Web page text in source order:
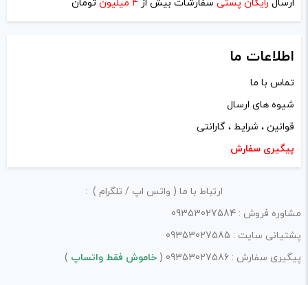
ارسال رایگان پستی سفارشات بیش از 4 میلیون تومان
اطلاعات ما
تماس با ما
شیوه های ارسال
قوانین ، شرایط ، گارانتی
پیگیری سفارش
ارتباط با ما ( واتس اپ / تلگرام ) :
مشاوره فروش : 09353027584
پشتیانی سایت : 09353027585
پیگیری سفارش : 09353027586 (
خاموش فقط واتساپ )